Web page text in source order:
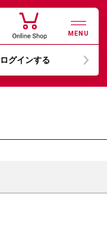
MENU
ログインする